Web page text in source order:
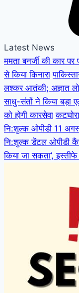
Latest News
ममता बनर्जी की कार
से किया किनारा
लश्कर आतंकी; अज्ञात
साधु-संतों ने किया बड़ा
को होगी कारसेवा
नि:शुल्क ओपीडी 11
नि:शुल्क डेंटल ओपीडी
किया जा सकता’, इस्तीफे